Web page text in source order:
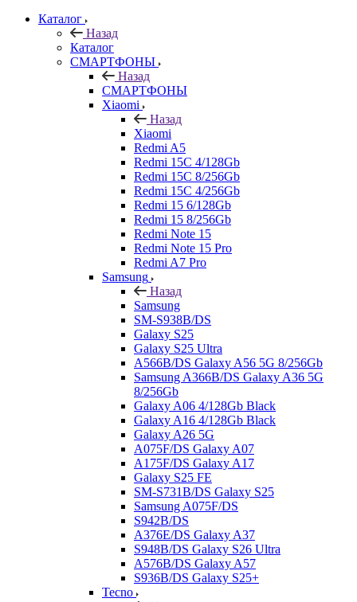
Каталог
Назад
Каталог
СМАРТФОНЫ
Назад
СМАРТФОНЫ
Xiaomi
Назад
Xiaomi
Redmi A5
Redmi 15C 4/128Gb
Redmi 15C 8/256Gb
Redmi 15C 4/256Gb
Redmi 15 6/128Gb
Redmi 15 8/256Gb
Redmi Note 15
Redmi Note 15 Pro
Redmi A7 Pro
Samsung
Назад
Samsung
SM-S938B/DS
Galaxy S25
Galaxy S25 Ultra
A566B/DS Galaxy A56 5G 8/256Gb
Samsung A366B/DS Galaxy A36 5G
8/256Gb
Galaxy A06 4/128Gb Black
Galaxy A16 4/128Gb Black
Galaxy A26 5G
A075F/DS Galaxy A07
A175F/DS Galaxy A17
Galaxy S25 FE
SM-S731B/DS Galaxy S25
Samsung A075F/DS
S942B/DS
A376E/DS Galaxy A37
S948B/DS Galaxy S26 Ultra
A576B/DS Galaxy A57
S936B/DS Galaxy S25+
Tecno